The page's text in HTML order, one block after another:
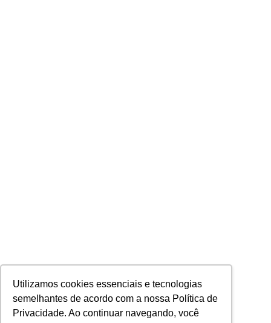
Utilizamos cookies essenciais e tecnologias
semelhantes de acordo com a nossa Política de
Privacidade. Ao continuar navegando, você